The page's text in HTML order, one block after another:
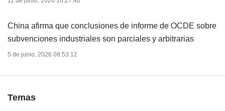
China afirma que conclusiones de informe de OCDE sobre
subvenciones industriales son parciales y arbitrarias
5 de junio, 2026 08:53:12
Temas